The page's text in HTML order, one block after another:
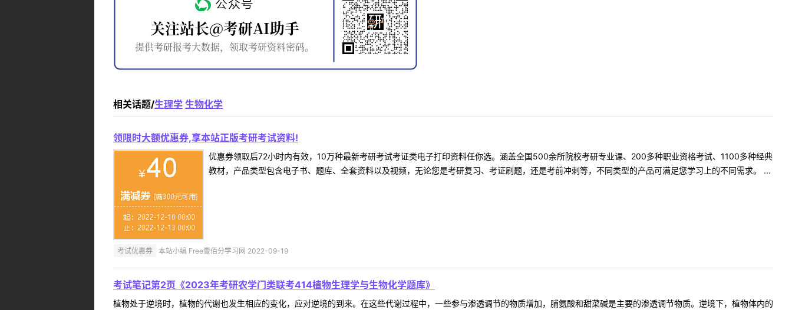
相关话题/生理学 生物化学
领限时大额优惠券,享本站正版考研考试资料!
优惠券领取后72小时内有效，10万种最新考研考试考证类电子打印资料任你选。涵盖全国500余所院校考研专业课、200多种职业资格考试、1100多种经典
教材，产品类型包含电子书、题库、全套资料以及视频，无论您是考研复习、考证刷题，还是考前冲刺等，不同类型的产品可满足您学习上的不同需求。 ...
考试优惠券 本站小编 Free壹佰分学习网 2022-09-19
考试笔记第2页《2023年考研农学门类联考414植物生理学与生物化学题库》
植物处于逆境时，植物的代谢也发生相应的变化，应对逆境的到来。在这些代谢过程中，一些参与渗透调节的物质增加，脯氨酸和甜菜碱是主要的渗透调节物质。逆境下，植物体内的